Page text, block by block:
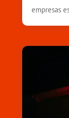
empresas